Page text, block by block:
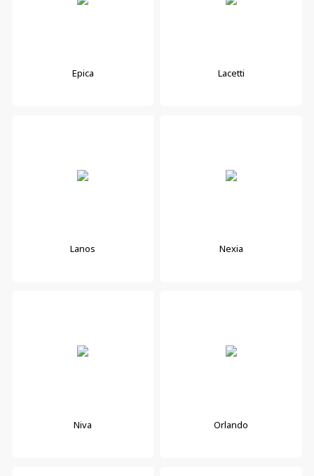
Epica Lacetti
Lanos Nexia
Niva Orlando